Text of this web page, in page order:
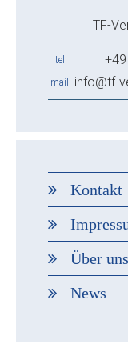
TF-
tel
mail info@tf-
Kontakt
Über uns
News